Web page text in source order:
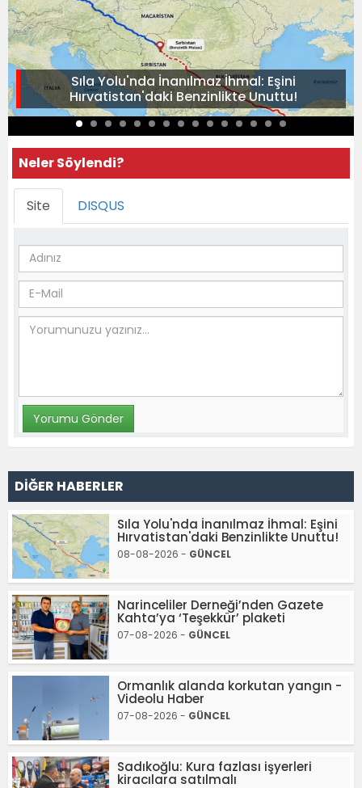
Sıla Yolu'nda İnanılmaz İhmal: Eşini
Hırvatistan'daki Benzinlikte Unuttu!
Neler Söylendi?
Site DISQUS
DİĞER HABERLER
Sıla Yolu'nda İnanılmaz İhmal: Eşini
Hırvatistan'daki Benzinlikte Unuttu!
08-08-2026 - GÜNCEL
Narinceliler Derneği’nden Gazete
Kahta’ya ‘Teşekkür’ plaketi
07-08-2026 - GÜNCEL
Ormanlık alanda korkutan yangın -
Videolu Haber
07-08-2026 - GÜNCEL
Sadıkoğlu: Kura fazlası işyerleri
kiracılara satılmalı